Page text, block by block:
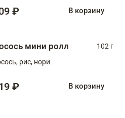
₽ В корзину
мини ролл
102 г
рис, нори
₽ В корзину